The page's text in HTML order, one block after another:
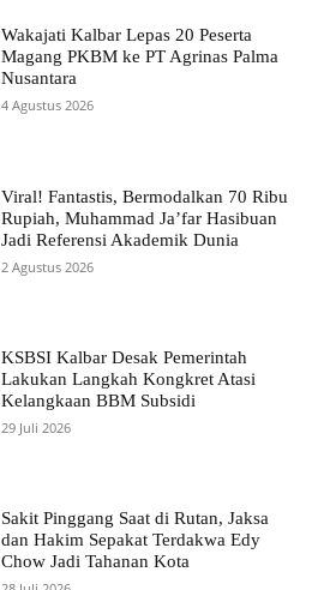
Wakajati Kalbar Lepas 20 Peserta
Magang PKBM ke PT Agrinas Palma
Nusantara
4 Agustus 2026
Viral! Fantastis, Bermodalkan 70 Ribu
Rupiah, Muhammad Ja’far Hasibuan
Jadi Referensi Akademik Dunia
2 Agustus 2026
KSBSI Kalbar Desak Pemerintah
Lakukan Langkah Kongkret Atasi
Kelangkaan BBM Subsidi
29 Juli 2026
Sakit Pinggang Saat di Rutan, Jaksa
dan Hakim Sepakat Terdakwa Edy
Chow Jadi Tahanan Kota